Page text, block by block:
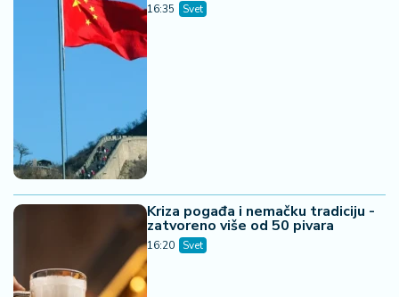
16:35 Svet
Kriza pogađa i nemačku tradiciju -
zatvoreno više od 50 pivara
16:20 Svet